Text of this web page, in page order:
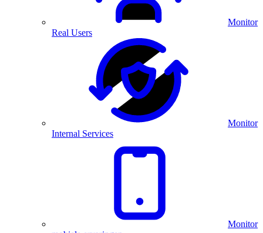
Monitor
Real Users
Monitor
Internal Services
Monitor